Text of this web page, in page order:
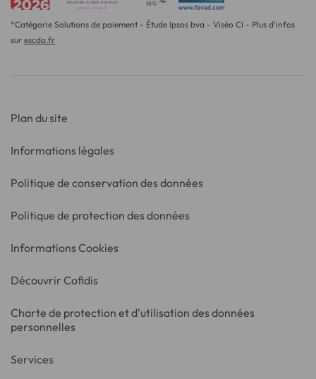
*Catégorie Solutions de paiement - Étude Ipsos bva - Viséo CI - Plus d'infos
sur escda.fr
Plan du site
Informations légales
Politique de conservation des données
Politique de protection des données
Informations Cookies
Découvrir Cofidis
Charte de protection et d'utilisation des données
personnelles
Services